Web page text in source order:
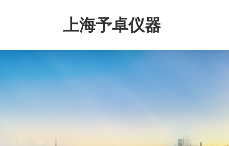
上海予卓仪器